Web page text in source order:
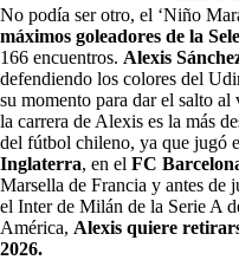
No podía ser otro, el ‘Niño
máximos goleadores de la
166 encuentros. Alexis
defendiendo los colores del
su momento para dar el salto
la carrera de Alexis es la más
del fútbol chileno, ya que jugó
Inglaterra, en el FC
Marsella de Francia y antes de
el Inter de Milán de la Serie A
América, Alexis quiere
2026.